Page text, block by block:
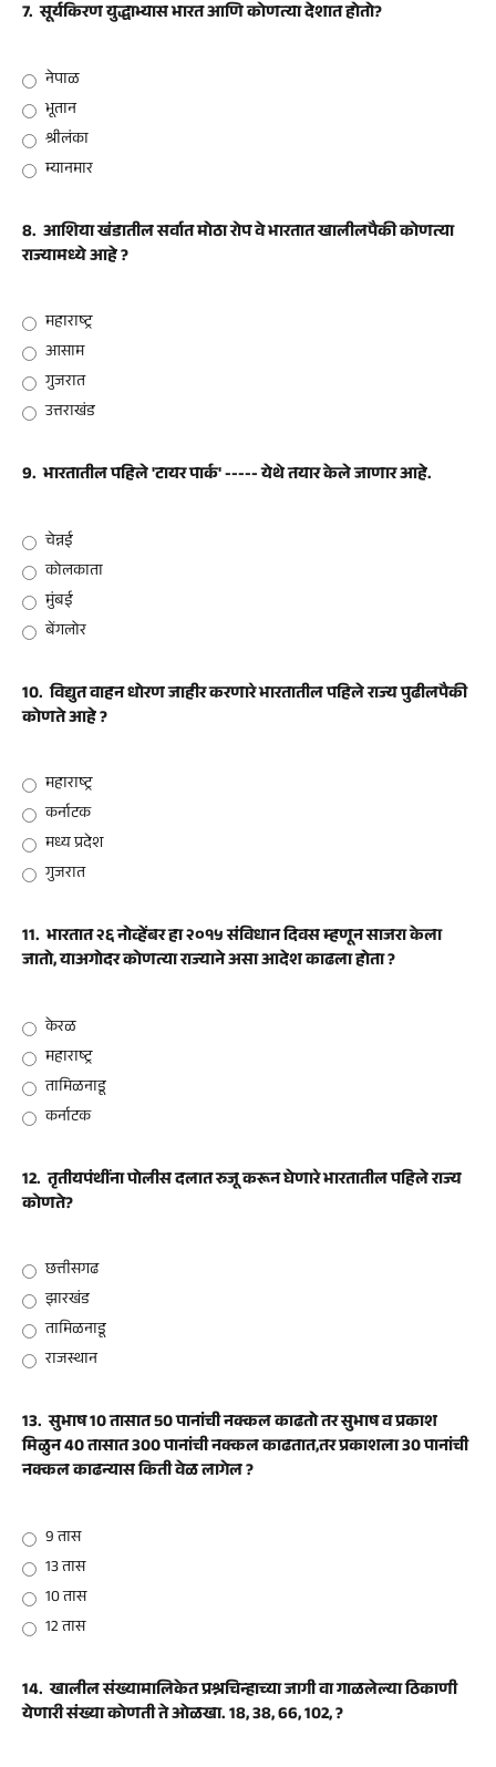
7. सूर्यकिरण युद्धाभ्यास भारत आणि कोणत्या देशात होतो?
नेपाळ
भूतान
श्रीलंका
म्यानमार
8. आशिया खंडातील सर्वात मोठा रोप वे भारतात खालीलपैकी कोणत्या
राज्यामध्ये आहे ?
महाराष्ट्र
आसाम
गुजरात
उत्तराखंड
9. भारतातील पहिले 'टायर पार्क' ----- येथे तयार केले जाणार आहे.
चेन्नई
कोलकाता
मुंबई
बेंगलोर
10. विद्युत वाहन धोरण जाहीर करणारे भारतातील पहिले राज्य पुढीलपैकी
कोणते आहे ?
महाराष्ट्र
कर्नाटक
मध्य प्रदेश
गुजरात
11. भारतात २६ नोव्हेंबर हा २०१५ संविधान दिवस म्हणून साजरा केला
जातो, याअगोदर कोणत्या राज्याने असा आदेश काढला होता ?
केरळ
महाराष्ट्र
तामिळनाडू
कर्नाटक
12. तृतीयपंथींना पोलीस दलात रुजू करून घेणारे भारतातील पहिले राज्य
कोणते?
छत्तीसगढ
झारखंड
तामिळनाडू
राजस्थान
13. सुभाष 10 तासात 50 पानांची नक्कल काढतो तर सुभाष व प्रकाश
मिळुन 40 तासात 300 पानांची नक्कल काढतात,तर प्रकाशला 30 पानांची
नक्कल काढन्यास किती वेळ लागेल ?
9 तास
13 तास
10 तास
12 तास
14. खालील संख्यामालिकेत प्रश्नचिन्हाच्या जागी वा गाळलेल्या ठिकाणी
येणारी संख्या कोणती ते ओळखा. 18, 38, 66, 102, ?